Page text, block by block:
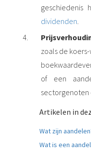
geschiedenis
dividenden
zoals de
of een
sectorgenoten
Artikelen in
Wat zijn
Wat is een